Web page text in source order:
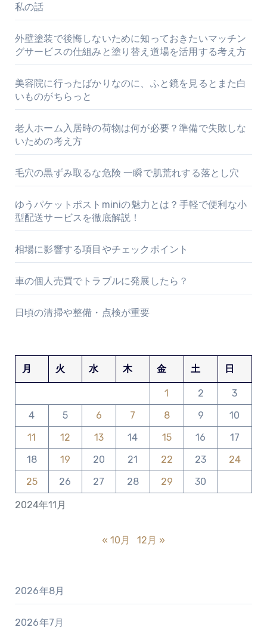
私の話
外壁塗装で後悔しないために知っておきたいマッチン
グサービスの仕組みと塗り替え道場を活用する考え方
美容院に行ったばかりなのに、ふと鏡を見るとまた白
いものがちらっと
老人ホーム入居時の荷物は何が必要？準備で失敗しな
いための考え方
毛穴の黒ずみ取るな危険 一瞬で肌荒れする落とし穴
ゆうパケットポストminiの魅力とは？手軽で便利な小
型配送サービスを徹底解説！
相場に影響する項目やチェックポイント
車の個人売買でトラブルに発展したら？
日頃の清掃や整備・点検が重要
2024年11月
月 火 水 木 金 土 日
1 2
3
4
5 6 7 8 9
10
11
12 13 14 15 16
17
18
19 20 21 22 23
24
25
26 27 28 29 30
« 10月 12月 »
2026年8月
2026年7月